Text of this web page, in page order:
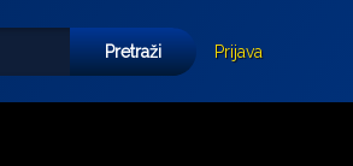
Prijava